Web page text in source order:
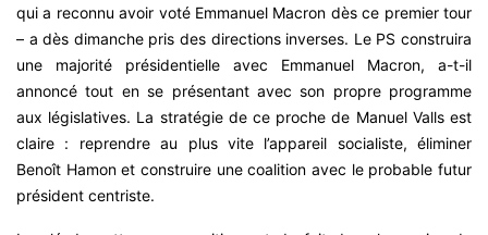
qui a reconnu avoir voté Emmanuel Macron dès ce premier tour
– a dès dimanche pris des directions inverses. Le PS construira
une majorité présidentielle avec Emmanuel Macron, a-t-il
annoncé tout en se présentant avec son propre programme
aux législatives. La stratégie de ce proche de Manuel Valls est
claire : reprendre au plus vite l’appareil socialiste, éliminer
Benoît Hamon et construire une coalition avec le probable futur
président centriste.